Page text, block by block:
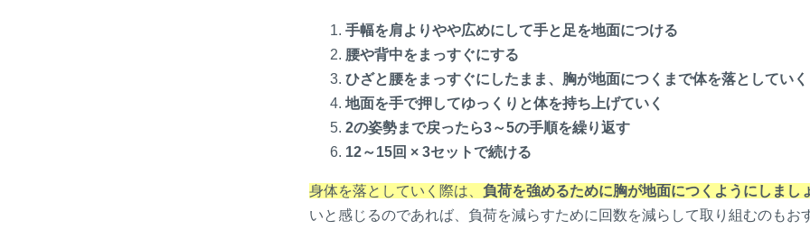
手幅を肩よりやや広めにして手と足を地面につける
腰や背中をまっすぐにする
ひざと腰をまっすぐにしたまま、胸が地面につくまで体を落としていく
地面を手で押してゆっくりと体を持ち上げていく
2の姿勢まで戻ったら3～5の手順を繰り返す
12～15回 × 3セットで続ける
身体を落としていく際は、 負荷を強めるために胸が地面につくようにしまし
いと感じるのであれば、負荷を減らすために回数を減らして取り組むのもお